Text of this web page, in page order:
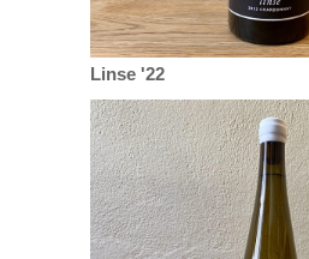
Linse '22